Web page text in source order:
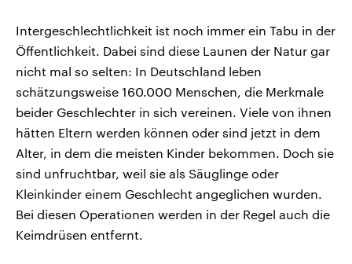
Intergeschlechtlichkeit ist noch immer ein Tabu in der
Öffentlichkeit. Dabei sind diese Launen der Natur gar
nicht mal so selten: In Deutschland leben
schätzungsweise 160.000 Menschen, die Merkmale
beider Geschlechter in sich vereinen. Viele von ihnen
hätten Eltern werden können oder sind jetzt in dem
Alter, in dem die meisten Kinder bekommen. Doch sie
sind unfruchtbar, weil sie als Säuglinge oder
Kleinkinder einem Geschlecht angeglichen wurden.
Bei diesen Operationen werden in der Regel auch die
Keimdrüsen entfernt.